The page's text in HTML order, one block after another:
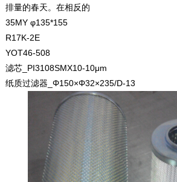
排量的春天。在相反的
35MY φ135*155
R17K-2E
YOT46-508
滤芯_PI3108SMX10-10μm
纸质过滤器_Φ150×Φ32×235/D-13